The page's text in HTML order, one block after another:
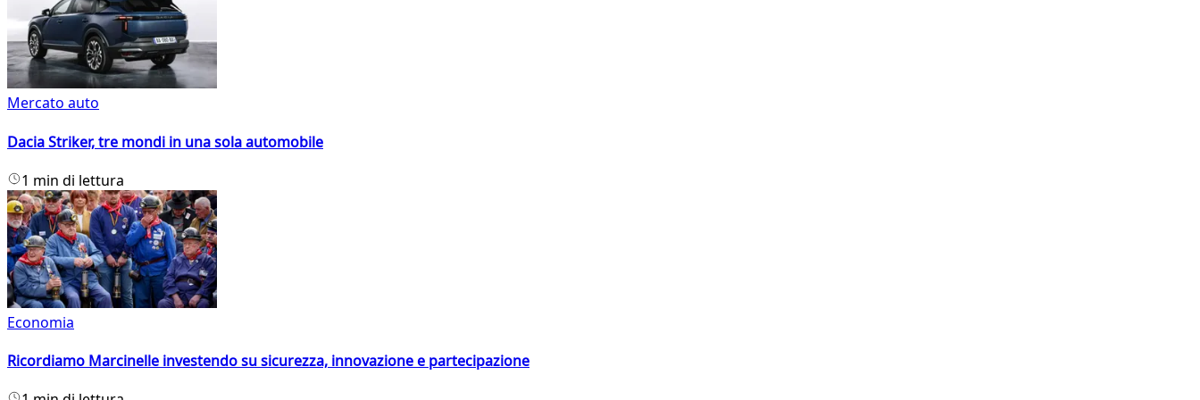
Mercato auto
Dacia Striker, tre mondi in una sola automobile
1 min di lettura
Economia
Ricordiamo Marcinelle investendo su sicurezza, innovazione e partecipazione